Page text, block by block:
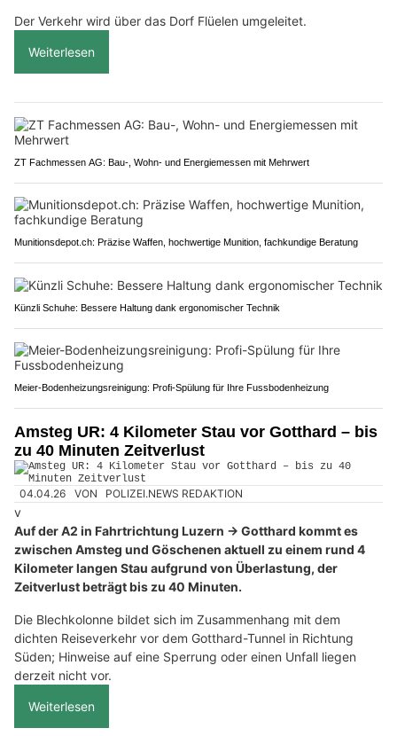
Der Verkehr wird über das Dorf Flüelen umgeleitet.
Weiterlesen
ZT Fachmessen AG: Bau-, Wohn- und Energiemessen mit Mehrwert
Munitionsdepot.ch: Präzise Waffen, hochwertige Munition, fachkundige Beratung
Künzli Schuhe: Bessere Haltung dank ergonomischer Technik
Meier-Bodenheizungsreinigung: Profi-Spülung für Ihre Fussbodenheizung
Amsteg UR: 4 Kilometer Stau vor Gotthard – bis
zu 40 Minuten Zeitverlust
04.04.26 VON POLIZEI.NEWS REDAKTION
v
Auf der A2 in Fahrtrichtung Luzern → Gotthard kommt es
zwischen Amsteg und Göschenen aktuell zu einem rund 4
Kilometer langen Stau aufgrund von Überlastung, der
Zeitverlust beträgt bis zu 40 Minuten.
Die Blechkolonne bildet sich im Zusammenhang mit dem
dichten Reiseverkehr vor dem Gotthard-Tunnel in Richtung
Süden; Hinweise auf eine Sperrung oder einen Unfall liegen
derzeit nicht vor.
Weiterlesen